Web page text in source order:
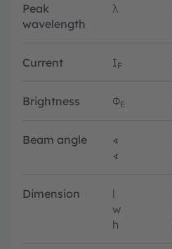
Peak
wavelength
λ
Current IF
Brightness ΦE
Beam angle ∢
∢
Dimension l
w
h